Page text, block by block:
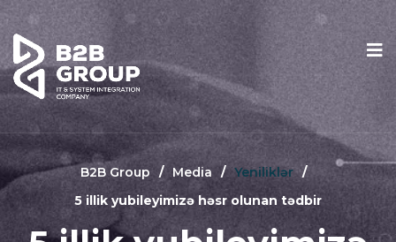
B2B Group Media
Yeniliklər
5 illik yubileyimizə həsr olunan tədbir